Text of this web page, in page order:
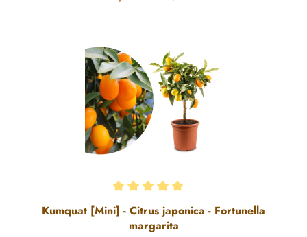
Durchschnittliche Bewertung von 5 von 5 Sternen
Kumquat [Mini] - Citrus japonica - Fortunella
margarita